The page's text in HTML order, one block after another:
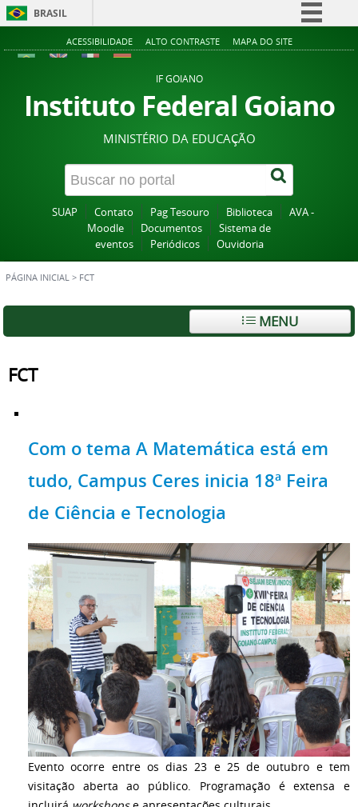
BRASIL
Simplifique!
Acesso à informação
Legislação
Canais
ACESSIBILIDADE ALTO CONTRASTE MAPA DO SITE
IF GOIANO
Instituto Federal Goiano
MINISTÉRIO DA EDUCAÇÃO
SUAP Contato Pag Tesouro Biblioteca
AVA -
Moodle
Documentos
Sistema de
eventos
Periódicos Ouvidoria
PÁGINA INICIAL > FCT
MENU
FCT
Com o tema A Matemática está em
tudo, Campus Ceres inicia 18ª Feira
de Ciência e Tecnologia
Evento ocorre entre os dias 23 e 25 de outubro e tem
visitação aberta ao público. Programação é extensa e